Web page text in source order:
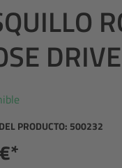
PRODUCTO: 500232